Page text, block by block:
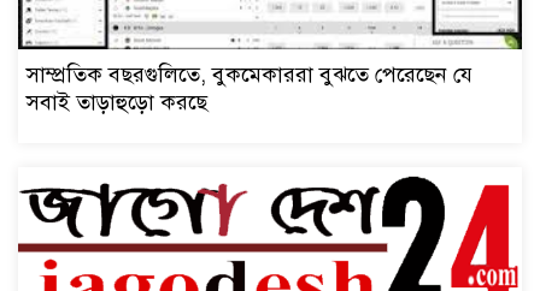
সাম্প্রতিক বছরগুলিতে, বুকমেকাররা বুঝতে পেরেছেন যে
সবাই তাড়াহুড়ো করছে